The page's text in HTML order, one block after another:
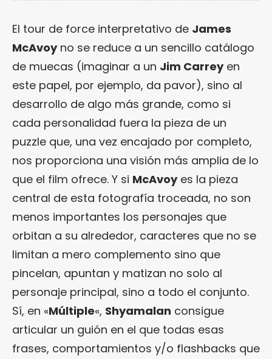
El tour de force interpretativo de James
McAvoyno se reduce a un sencillo catálogo
de muecas (imaginar a un Jim Carreyen
este papel, por ejemplo, da pavor), sino al
desarrollo de algo más grande, como si
cada personalidad fuera la pieza de un
puzzle que, una vez encajado por completo,
nos proporciona una visión más amplia de lo
que el film ofrece. Y si McAvoyes la pieza
central de esta fotografía troceada, no son
menos importantes los personajes que
orbitan a su alrededor, caracteres que no se
limitan a mero complemento sino que
pincelan, apuntan y matizan no solo al
personaje principal, sino a todo el conjunto.
Sí, en «Múltiple«, Shyamalan consigue
articular un guión en el que todas esas
frases, comportamientos y/o flashbacks que